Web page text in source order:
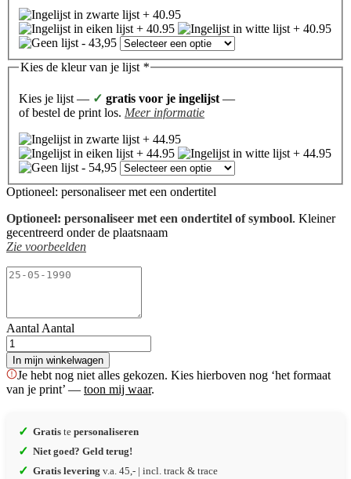
Kies de kleur van je lijst *
Kies je lijst — ✓ gratis voor je ingelijst—
of bestel de print los. Meer informatie
Optioneel: personaliseer met een ondertitel
Optioneel: personaliseer met een ondertitel of symbool. Kleiner
gecentreerd onder de plaatsnaam
Zie voorbeelden
AantalAantal
In mijn winkelwagen
Je hebt nog niet alles gekozen. Kies hierboven nog ‘het formaat
van je print’ — toon mij waar.
✓ Gratis te personaliseren
✓ Niet goed? Geld terug!
✓ Gratis levering v.a. 45,- | incl. track & trace